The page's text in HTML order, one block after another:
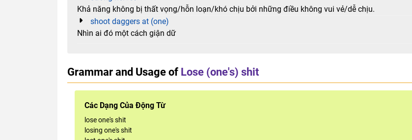
Khả năng không bị thất vọng/hỗn loạn/khó chịu bởi những điều không vui vẻ/dễ chịu.
shoot daggers at (one)
Nhìn ai đó một cách giận dữ
Grammar and Usage of Lose (one's) shit
Các Dạng Của Động Từ
lose one's shit
losing one's shit